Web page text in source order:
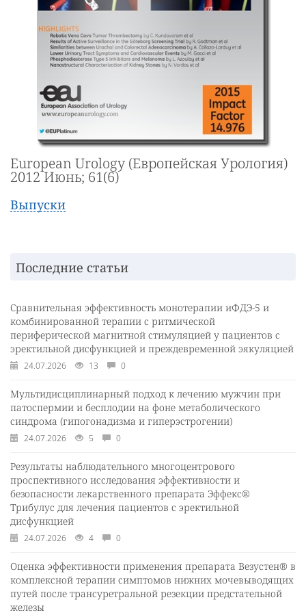
European Urology (Европейская Урология)
2012 Июнь; 61(6)
Выпуски
Последние статьи
Сравнительная эффективность монотерапии иФДЭ-5 и
комбинированной терапии с ритмической
периферической магнитной стимуляцией у пациентов с
эректильной дисфункцией и преждевременной эякуляцией
24.07.2026 13 0
Мультидисциплинарный подход к лечению мужчин при
патоспермии и бесплодии на фоне метаболического
синдрома (гипогонадизма и гиперэстрогении)
24.07.2026 5 0
Результаты наблюдательного многоцентрового
проспективного исследования эффективности и
безопасности лекарственного препарата Эффекс®
Трибулус для лечения пациентов с эректильной
дисфункцией
24.07.2026 4 0
Оценка эффективности применения препарата Везустен® в
комплексной терапии симптомов нижних мочевыводящих
путей после трансуретральной резекции предстательной
железы